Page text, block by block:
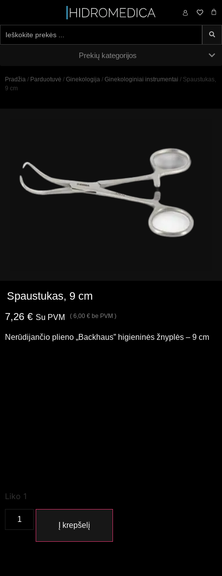
0,00 €
Prekių kategorijos
Pradžia / Parduotuvė / Ginekologija / Ginekologiniai instrumentai / Spaustukas,
9 cm
Spaustukas, 9 cm
7,26 € Su PVM ( 6,00 € be PVM )
Nerūdijančio plieno „Backhaus” higieninės žnyplės – 9 cm
Liko 1
Į krepšelį